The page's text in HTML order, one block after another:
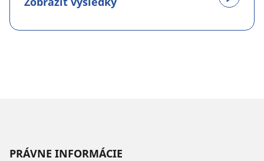
PRÁVNE INFORMÁCIE